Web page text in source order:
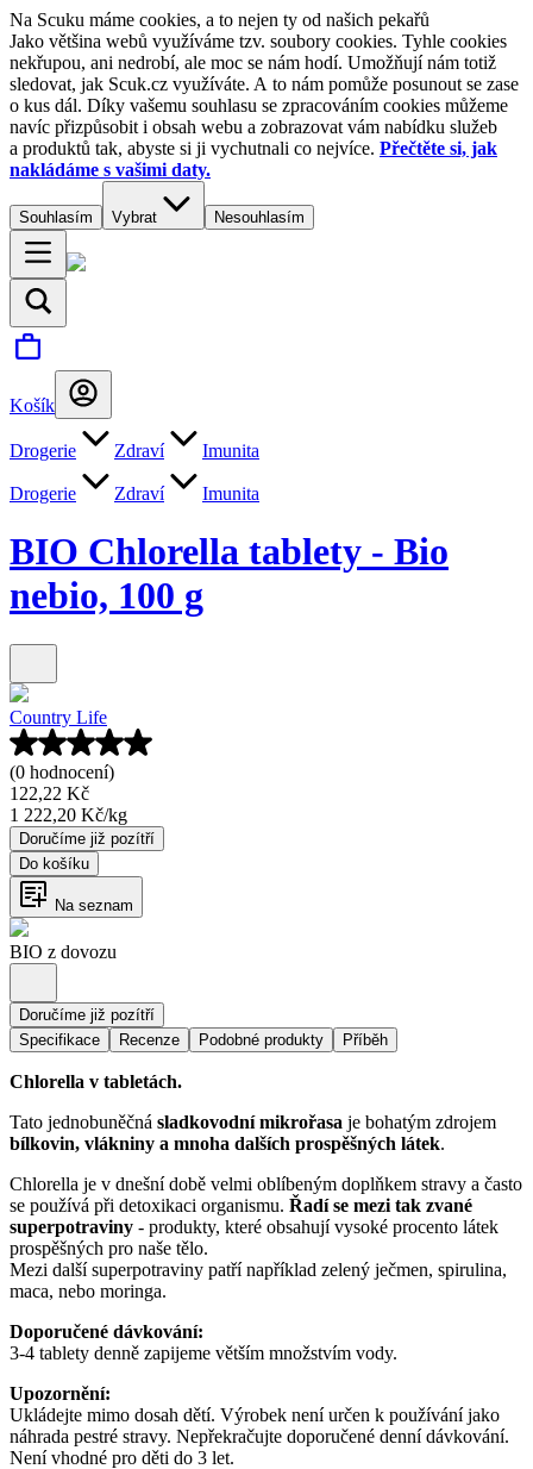
Na Scuku máme cookies, a to nejen ty od našich pekařů
Jako většina webů využíváme tzv. soubory cookies. Tyhle cookies
nekřupou, ani nedrobí, ale moc se nám hodí. Umožňují nám totiž
sledovat, jak Scuk.cz využíváte. A to nám pomůže posunout se zase
o kus dál. Díky vašemu souhlasu se zpracováním cookies můžeme
navíc přizpůsobit i obsah webu a zobrazovat vám nabídku služeb
a produktů tak, abyste si ji vychutnali co nejvíce. Přečtěte si, jak
nakládáme s vašimi daty.
Souhlasím Vybrat Nesouhlasím
Košík
Drogerie Zdraví Imunita
Drogerie Zdraví Imunita
BIO Chlorella tablety - Bio
nebio, 100 g
Country Life
(0 hodnocení)
122,22 Kč
1 222,20 Kč/kg
Doručíme již pozítří
Do košíku
Na seznam
BIO z dovozu
Doručíme již pozítří
Specifikace
Recenze Podobné produkty Příběh
Chlorella v tabletách.
Tato jednobuněčná sladkovodní mikrořasa je bohatým zdrojem
bílkovin, vlákniny a mnoha dalších prospěšných látek.
Chlorella je v dnešní době velmi oblíbeným doplňkem stravy a často
se používá při detoxikaci organismu. Řadí se mezi tak zvané
superpotraviny - produkty, které obsahují vysoké procento látek
prospěšných pro naše tělo.
Mezi další superpotraviny patří například zelený ječmen, spirulina,
maca, nebo moringa.
Doporučené dávkování:
3-4 tablety denně zapijeme větším množstvím vody.
Upozornění:
Ukládejte mimo dosah dětí. Výrobek není určen k používání jako
náhrada pestré stravy. Nepřekračujte doporučené denní dávkování.
Není vhodné pro děti do 3 let.